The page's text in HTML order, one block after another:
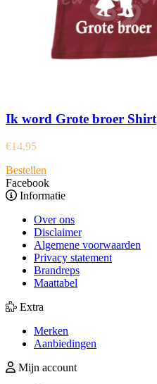
Ik word Grote broer Shirt
€14,95
Bestellen
Facebook
Informatie
Over ons
Disclaimer
Algemene voorwaarden
Privacy statement
Brandreps
Maattabel
Extra
Merken
Aanbiedingen
Mijn account